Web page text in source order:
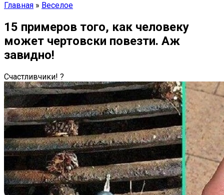
Главная » Веселое
15 примеров того, как человеку
может чертовски повезти. Аж
завидно!
Счастливчики! ?